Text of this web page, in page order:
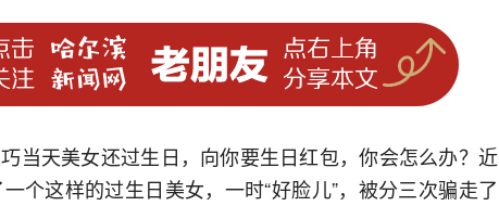
当天美女还过生日，向你要生日红包，你会怎么办？近
个这样的过生日美女，一时“好脸儿”，被分三次骗走了